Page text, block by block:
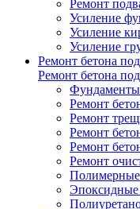
Ремонт
Усиление
Усиление
Усиление
Ремонт бетона
Ремонт бетона
Фундаменты
Ремонт
Ремонт
Ремонт
Ремонт
Ремонт